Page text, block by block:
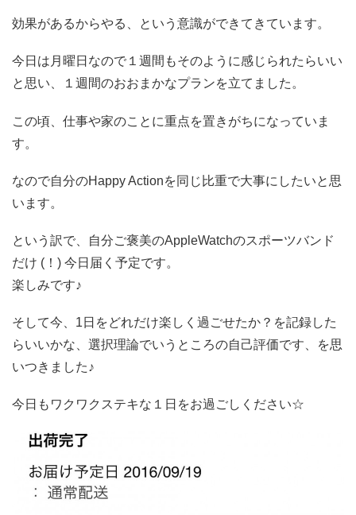
効果があるからやる、という意識ができてきています。
今日は月曜日なので１週間もそのように感じられたらいい
と思い、１週間のおおまかなプランを立てました。
この頃、仕事や家のことに重点を置きがちになっていま
す。
なので自分のHappy Actionを同じ比重で大事にしたいと思
います。
という訳で、自分ご褒美のAppleWatchのスポーツバンド
だけ (！) 今日届く予定です。
楽しみです♪
そして今、1日をどれだけ楽しく過ごせたか？を記録した
らいいかな、選択理論でいうところの自己評価です、を思
いつきました♪
今日もワクワクステキな１日をお過ごしください☆